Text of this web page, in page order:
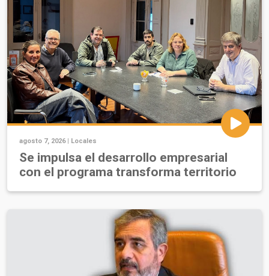
agosto 7, 2026 | Locales
Se impulsa el desarrollo empresarial
con el programa transforma territorio